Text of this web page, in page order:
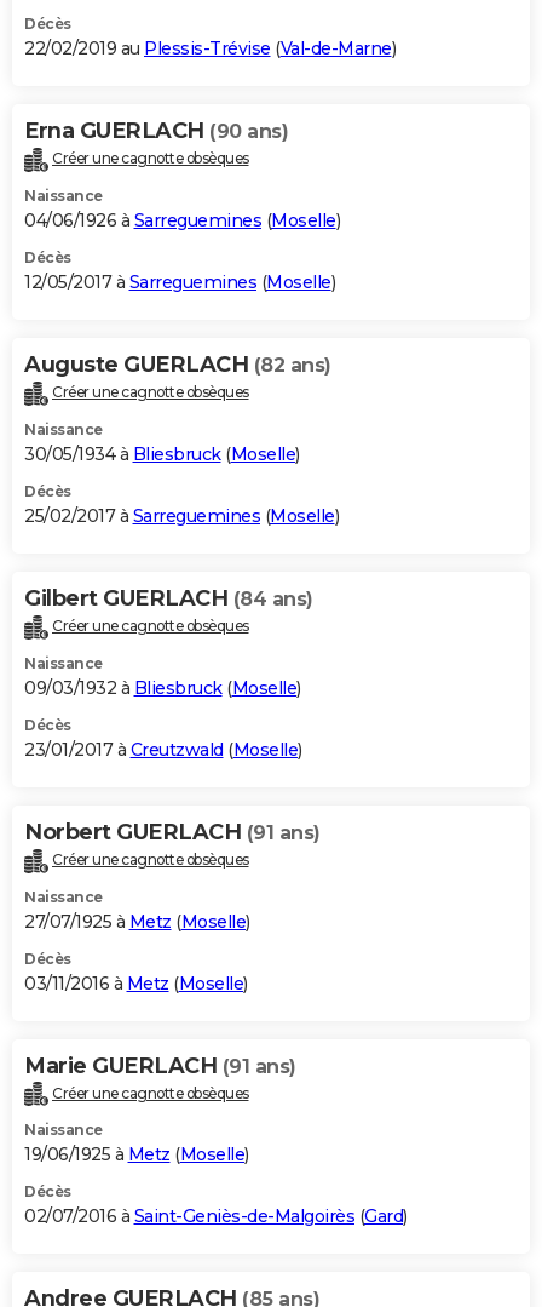
Décès
22/02/2019 au Plessis-Trévise (Val-de-Marne)
Erna GUERLACH (90 ans)
Créer une cagnotte obsèques
Naissance
04/06/1926 à Sarreguemines (Moselle)
Décès
12/05/2017 à Sarreguemines (Moselle)
Auguste GUERLACH (82 ans)
Créer une cagnotte obsèques
Naissance
30/05/1934 à Bliesbruck(Moselle)
Décès
25/02/2017 à Sarreguemines (Moselle)
Gilbert GUERLACH (84 ans)
Créer une cagnotte obsèques
Naissance
09/03/1932 à Bliesbruck(Moselle)
Décès
23/01/2017 à Creutzwald (Moselle)
Norbert GUERLACH (91 ans)
Créer une cagnotte obsèques
Naissance
27/07/1925 à Metz (Moselle)
Décès
03/11/2016 à Metz (Moselle)
Marie GUERLACH (91 ans)
Créer une cagnotte obsèques
Naissance
19/06/1925 à Metz (Moselle)
Décès
02/07/2016 à Saint-Geniès-de-Malgoirès (Gard)
Andree GUERLACH (85 ans)